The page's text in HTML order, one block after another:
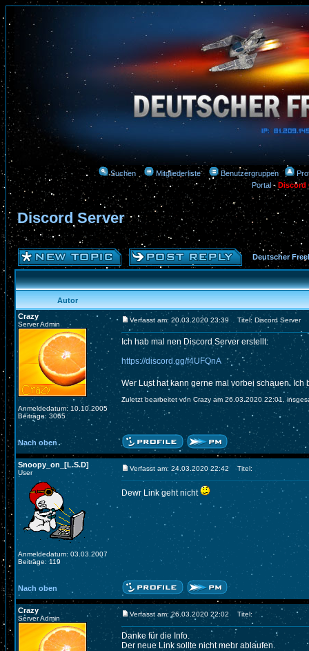
Suchen Mitgliederliste Benutzergruppen
Portal-Discord
Discord Server
Deutscher
Autor
Crazy
Server Admin
Anmeldedatum: 10.10.2005
Beiträge: 3065
Verfasst am: 20.03.2020 23:39 Titel: Discord Server
Ich hab mal nen Discord Server erstellt:
https://discord.gg/f4UFQnA
Wer Lust hat kann gerne mal vorbei schauen.
Zuletzt bearbeitet von Crazy am 26.03.2020 22:01,
Nach oben
Snoopy_on_[L.S.D]
User
Anmeldedatum: 03.03.2007
Beiträge: 119
Verfasst am: 24.03.2020 22:42 Titel:
Dewr Link geht nicht
Nach oben
Crazy
Server Admin
Verfasst am: 26.03.2020 22:02 Titel:
Danke für die Info.
Der neue Link sollte nicht mehr ablaufen.